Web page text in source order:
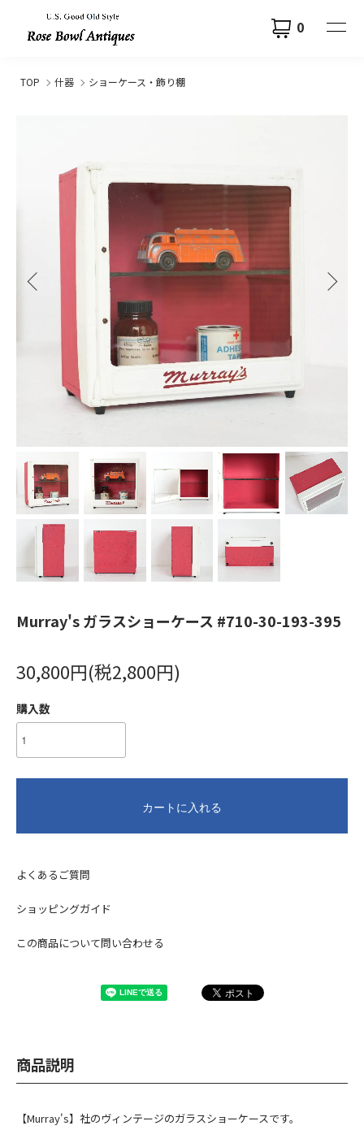
0
TOP 什器 ショーケース・飾り棚
Murray's ガラスショーケース #710-30-193-395
30,800円(税2,800円)
購入数
カートに入れる
よくあるご質問
ショッピングガイド
この商品について問い合わせる
商品説明
【Murray's】社のヴィンテージのガラスショーケースです。